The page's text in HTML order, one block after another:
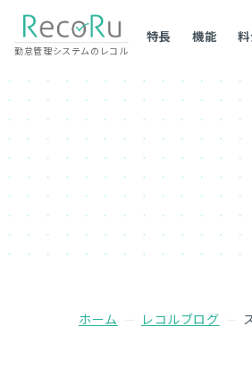
勤怠管理システムのレコル
特長 機能
ホーム レコルブログ